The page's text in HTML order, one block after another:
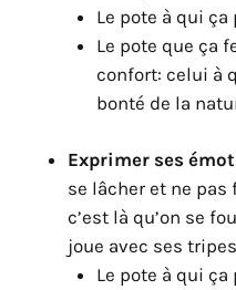
Le pote à qui
Le pote que ça
confort: celui à
bonté de la
Exprimer ses
se lâcher et ne
c’est là qu’on se
joue avec ses
Le pote à qui